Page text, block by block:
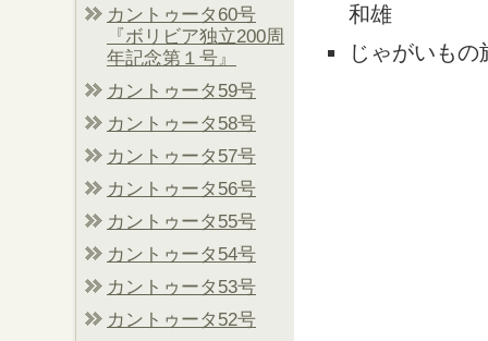
カントゥータ60号
『ボリビア独立200周
年記念第１号』
カントゥータ59号
カントゥータ58号
カントゥータ57号
カントゥータ56号
カントゥータ55号
カントゥータ54号
カントゥータ53号
カントゥータ52号
和雄
じゃがいも